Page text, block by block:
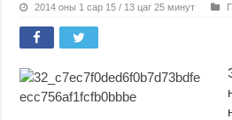
2014 оны 1 сар 15 / 13 цаг 25 минут